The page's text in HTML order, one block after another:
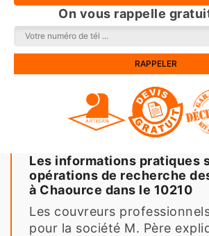
On vous rappelle
Les informations pratiques
opérations de recherche
à Chaource dans le 10210
Les couvreurs
pour la société M. Père